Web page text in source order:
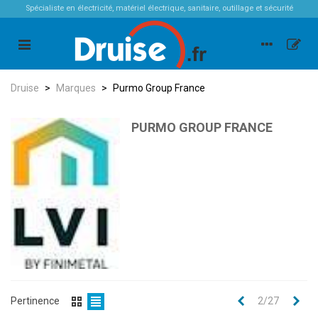
Spécialiste en électricité, matériel électrique, sanitaire, outillage et sécurité
Druise > Marques > Purmo Group France
PURMO GROUP FRANCE
Pertinence Précédent
2/27